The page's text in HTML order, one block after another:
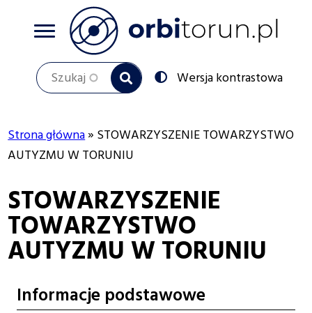
Szukaj
Przełącz
na:
Wersja kontrastowa
Ścieżka
nawigacyjna
Strona główna
STOWARZYSZENIE TOWARZYSTWO
AUTYZMU W TORUNIU
STOWARZYSZENIE
TOWARZYSTWO
AUTYZMU W TORUNIU
Informacje podstawowe